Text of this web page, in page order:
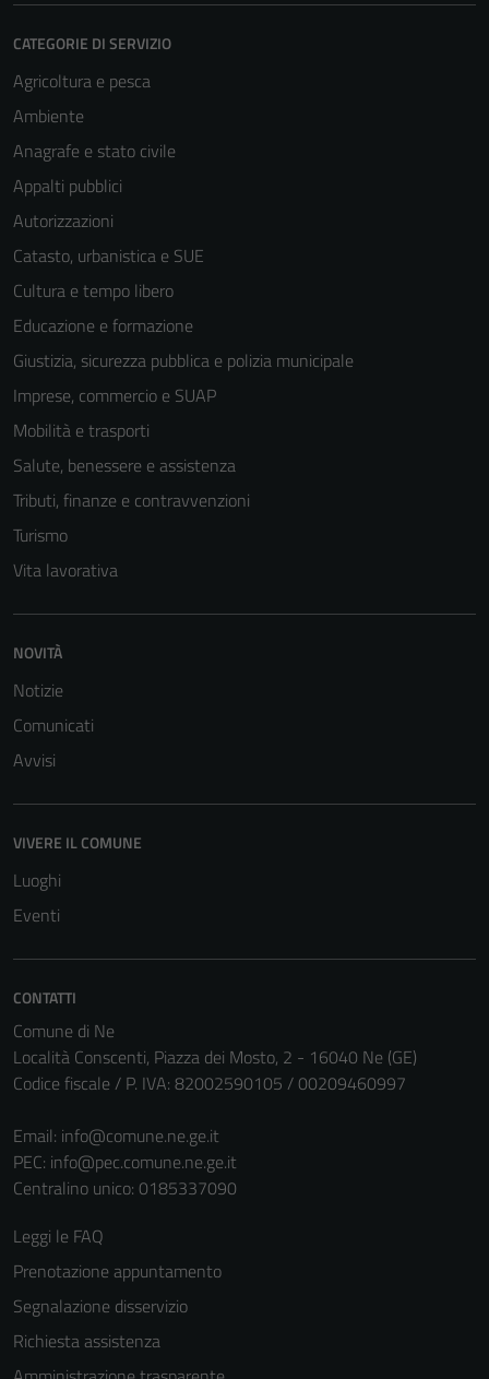
CATEGORIE DI SERVIZIO
Agricoltura e pesca
Ambiente
Anagrafe e stato civile
Appalti pubblici
Autorizzazioni
Catasto, urbanistica e SUE
Cultura e tempo libero
Educazione e formazione
Giustizia, sicurezza pubblica e polizia municipale
Imprese, commercio e SUAP
Mobilità e trasporti
Salute, benessere e assistenza
Tributi, finanze e contravvenzioni
Turismo
Vita lavorativa
NOVITÀ
Notizie
Comunicati
Avvisi
VIVERE IL COMUNE
Luoghi
Eventi
CONTATTI
Comune di Ne
Località Conscenti, Piazza dei Mosto, 2 - 16040 Ne (GE)
Codice fiscale / P. IVA: 82002590105 / 00209460997
Email: info@comune.ne.ge.it
PEC: info@pec.comune.ne.ge.it
Centralino unico: 0185337090
Leggi le FAQ
Prenotazione appuntamento
Segnalazione disservizio
Richiesta assistenza
per il
essere
disabilitati.